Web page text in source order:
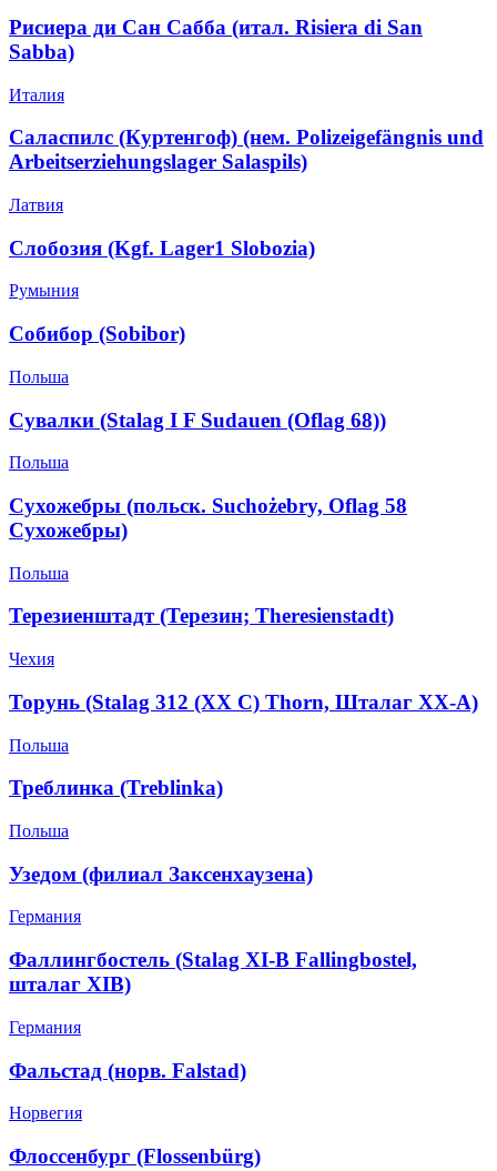
Рисиера ди Сан Сабба (итал. Risiera di San
Sabba)
Италия
Саласпилс (Куртенгоф) (нем. Polizeigefängnis und
Arbeitserziehungslager Salaspils)
Латвия
Слобозия (Kgf. Lager1 Slobozia)
Румыния
Собибор (Sobibor)
Польша
Сувалки (Stalag I F Sudauen (Oflag 68))
Польша
Сухожебры (польск. Suchożebry, Oflag 58
Сухожебры)
Польша
Терезиенштадт (Терезин; Theresienstadt)
Чехия
Торунь (Stalag 312 (XX C) Thorn, Шталаг XX-А)
Польша
Треблинка (Treblinka)
Польша
Узедом (филиал Заксенхаузена)
Германия
Фаллингбостель (Stalag XI-B Fallingbostel,
шталаг XIB)
Германия
Фальстад (норв. Falstad)
Норвегия
Флоссенбург (Flossenbürg)